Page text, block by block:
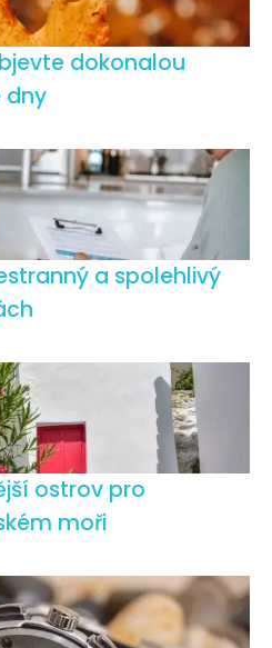
dokonalou
dny
a spolehlivý
ostrov pro
moři